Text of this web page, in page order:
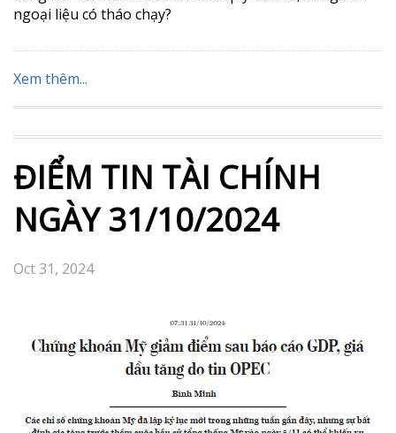
ngoại liệu có tháo chạy?
Xem thêm...
ĐIỂM TIN TÀI CHÍNH
NGÀY 31/10/2024
Oct 31, 2024